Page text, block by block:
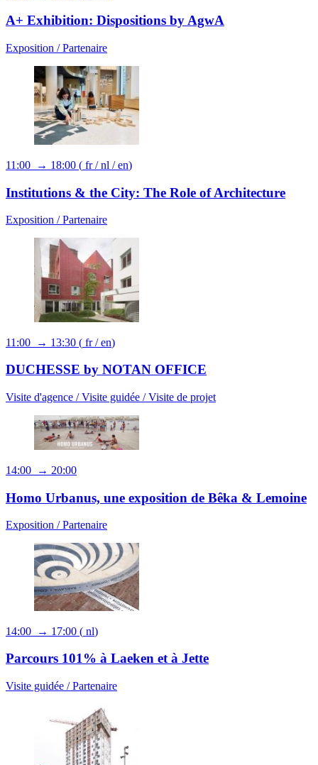
A+ Exhibition: Dispositions by AgwA
Exposition /Partenaire
11:00 → 18:00 ( fr/nl /en)
Institutions & the City: The Role of Architecture
Exposition /Partenaire
11:00 → 13:30 ( fr/en)
DUCHESSE by NOTAN OFFICE
Visite d'agence /Visite guidée /Visite de projet
14:00 → 20:00
Homo Urbanus, une exposition de Bêka & Lemoine
Exposition /Partenaire
14:00 → 17:00 ( nl)
Parcours 101% à Laeken et à Jette
Visite guidée /Partenaire